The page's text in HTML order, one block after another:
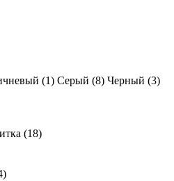
(1) Серый (8) Черный (3)
(18)
)